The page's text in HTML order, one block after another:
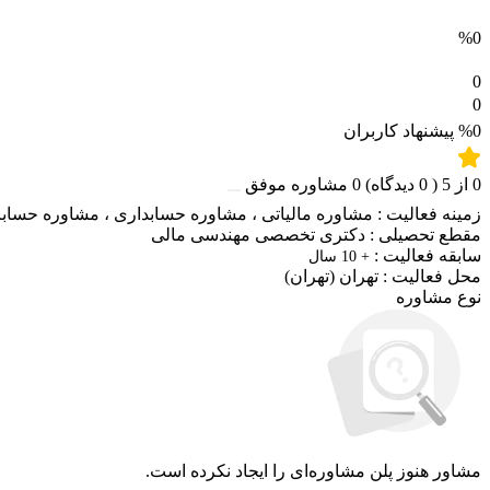
%0
0
0
%0 پیشنهاد کاربران
0 از 5
(
0 دیدگاه) 0 مشاوره موفق
زمینه فعالیت : مشاوره مالیاتی ، مشاوره حسابداری ، مشاوره
مقطع تحصیلی : دکتری تخصصی مهندسی مالی
سابقه فعالیت : + 10 سال
محل فعالیت : تهران (تهران)
نوع مشاوره
مشاور هنوز پلن مشاوره‌ای را ایجاد نکرده است.